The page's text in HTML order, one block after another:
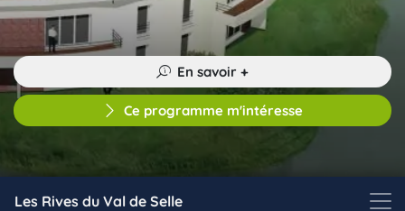
En savoir +
Ce programme m'intéresse
Les Rives du Val de Selle